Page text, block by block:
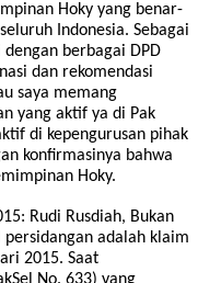
Hoky yang benar-
Indonesia. Sebagai
berbagai DPD
dan rekomendasi
saya memang
yang aktif ya di Pak
di kepengurusan pihak
konfirmasinya bahwa
Hoky.
Rudi Rusdiah, Bukan
adalah klaim
2015. Saat